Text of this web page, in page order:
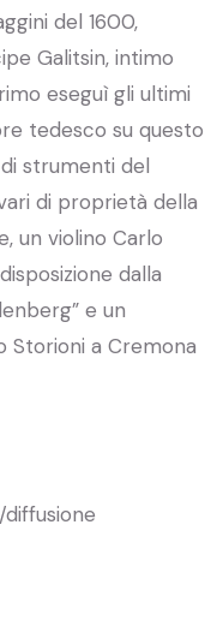
del 1600,
Galitsin, intimo
eseguì gli ultimi
tedesco su questo
strumenti del
di proprietà della
un violino Carlo
dalla
e un
Storioni a Cremona